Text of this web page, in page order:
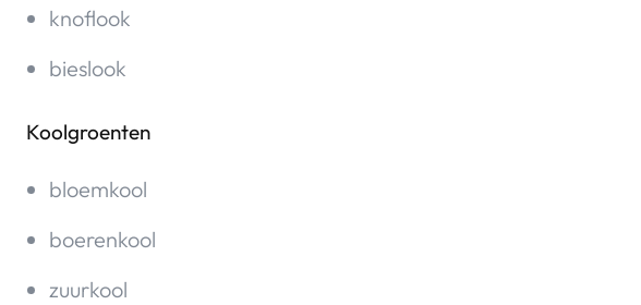
knoflook
bieslook
Koolgroenten
bloemkool
boerenkool
zuurkool